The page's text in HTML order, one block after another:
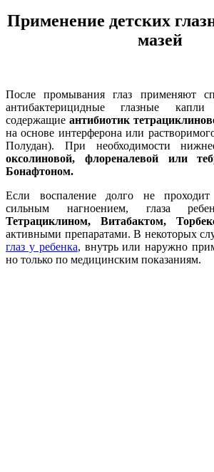
Применение детских
мазей
После промывания глаз применяют
антибактерицидные глазные капли
содержащие антибиотик
на основе интерферона или
Полудан). При необходимости
оксолиновой, флореналевой или
Бонафтоном.
Если воспаление долго не проходит
сильным нагноением, глаза
Тетрациклином, Витабактом,
активными препаратами. В некоторых
глаз у ребенка, внутрь или наружно
но только по медицинским показаниям.